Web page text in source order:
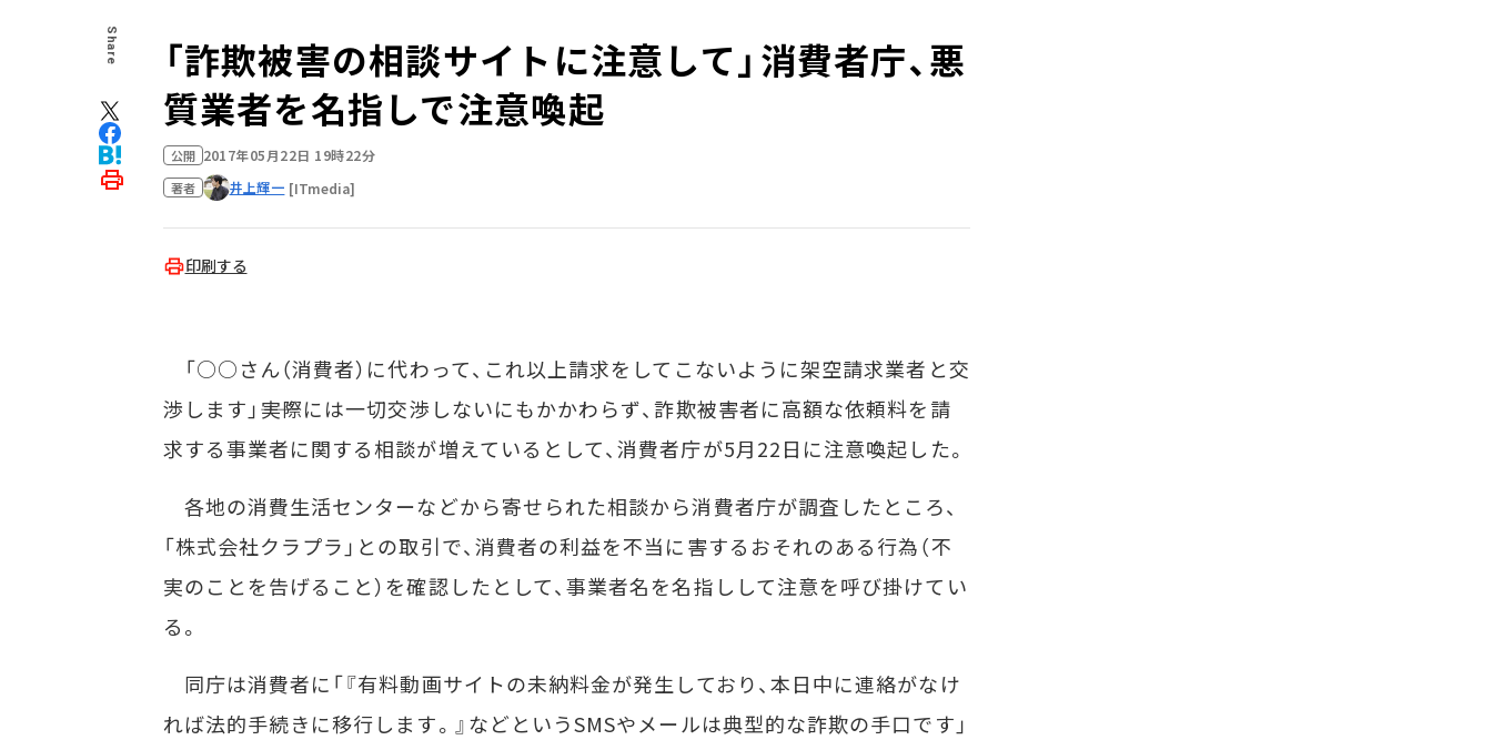
Share
「詐欺被害の相談サイトに注意して」――消費者庁、悪
質業者を名指しで注意喚起
公開 2017年05月22日 19時22分
著者 井上輝一 [ITmedia]
印刷する
「○○さん（消費者）に代わって、これ以上請求をしてこないように架空請求業者と交
渉します」――実際には一切交渉しないにもかかわらず、詐欺被害者に高額な依頼料を請
求する事業者に関する相談が増えているとして、消費者庁が5月22日に注意喚起した。
各地の消費生活センターなどから寄せられた相談から消費者庁が調査したところ、
「株式会社クラプラ」との取引で、消費者の利益を不当に害するおそれのある行為（不
実のことを告げること）を確認したとして、事業者名を名指しして注意を呼び掛けてい
る。
同庁は消費者に「『有料動画サイトの未納料金が発生しており、本日中に連絡がなけ
れば法的手続きに移行します。』などというSMSやメールは典型的な詐欺の手口です」